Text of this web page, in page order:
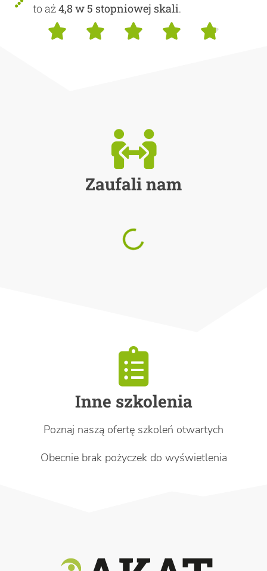
to aż4,8 w 5 stopniowej skali.
    
Zaufali nam
Inne szkolenia
Poznaj naszą ofertę szkoleń otwartych
Obecnie brak pożyczek do wyświetlenia